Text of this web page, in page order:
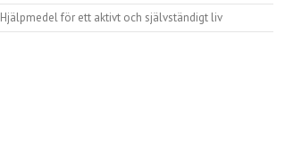
Hjälpmedel för ett aktivt och självständigt liv